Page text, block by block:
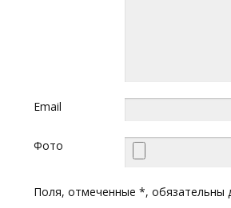
Email
Фото
Поля, отмеченные *, обязательны